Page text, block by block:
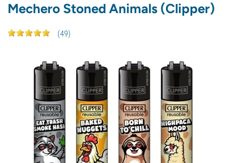
Mechero Stoned Animals (Clipper)
(49)